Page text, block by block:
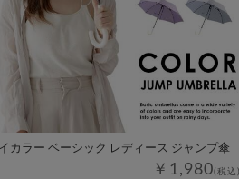
カラー ベーシック レディース ジャンプ傘
￥1,980(税込)